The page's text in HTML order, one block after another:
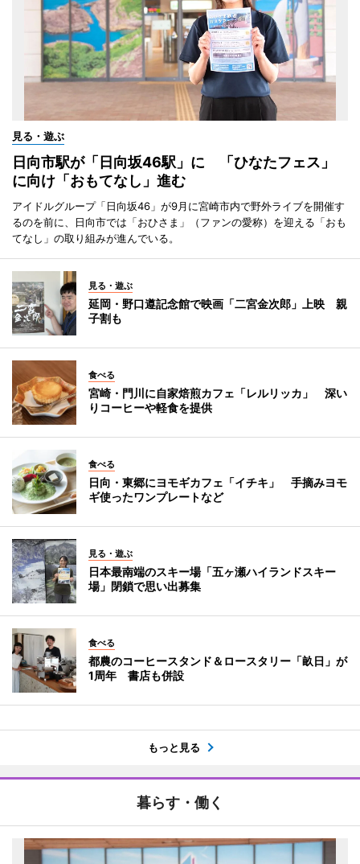
見る・遊ぶ
日向市駅が「日向坂46駅」に 「ひなたフェス」
に向け「おもてなし」進む
アイドルグループ「日向坂46」が9月に宮崎市内で野外ライブを開催す
るのを前に、日向市では「おひさま」（ファンの愛称）を迎える「おも
てなし」の取り組みが進んでいる。
見る・遊ぶ
延岡・野口遵記念館で映画「二宮金次郎」上映 親
子割も
食べる
宮崎・門川に自家焙煎カフェ「レルリッカ」 深い
りコーヒーや軽食を提供
食べる
日向・東郷にヨモギカフェ「イチキ」 手摘みヨモ
ギ使ったワンプレートなど
見る・遊ぶ
日本最南端のスキー場「五ヶ瀬ハイランドスキー
場」閉鎖で思い出募集
食べる
都農のコーヒースタンド＆ロースタリー「畝日」が
1周年 書店も併設
もっと見る
暮らす・働く